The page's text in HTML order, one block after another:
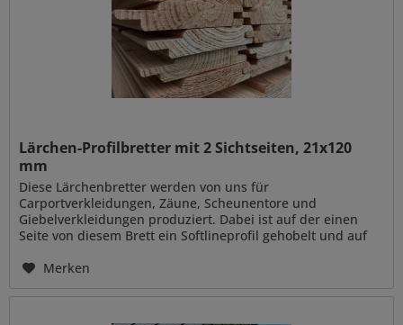
Lärchen-Profilbretter mit 2 Sichtseiten, 21x120
mm
Diese Lärchenbretter werden von uns für
Carportverkleidungen, Zäune, Scheunentore und
Giebelverkleidungen produziert. Dabei ist auf der einen
Seite von diesem Brett ein Softlineprofil gehobelt und auf
Merken